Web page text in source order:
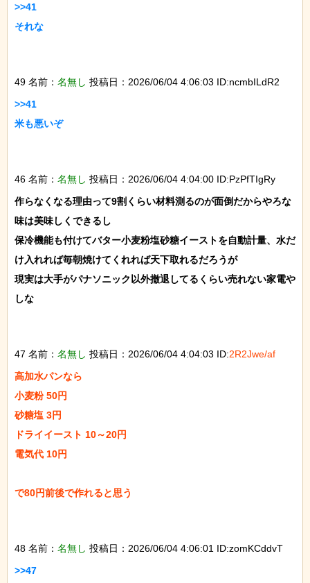
>>41
それな
49 名前： 名無し 投稿日：2026/06/04 4:06:03 ID:ncmbILdR2
>>41
米も悪いぞ
46 名前： 名無し 投稿日：2026/06/04 4:04:00 ID:PzPfTIgRy
作らなくなる理由って9割くらい材料測るのが面倒だからやろな
味は美味しくできるし
保冷機能も付けてバター小麦粉塩砂糖イーストを自動計量、水だ
け入れれば毎朝焼けてくれれば天下取れるだろうが
現実は大手がパナソニック以外撤退してるくらい売れない家電や
しな
47 名前： 名無し 投稿日：2026/06/04 4:04:03 ID:2R2Jwe/af
高加水パンなら
小麦粉 50円
砂糖塩 3円
ドライイースト 10～20円
電気代 10円
で80円前後で作れると思う
48 名前： 名無し 投稿日：2026/06/04 4:06:01 ID:zomKCddvT
>>47